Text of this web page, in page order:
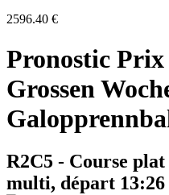
2596.40 €
Pronostic Prix
Grossen
R2C5 - Course
multi, départ 13:26